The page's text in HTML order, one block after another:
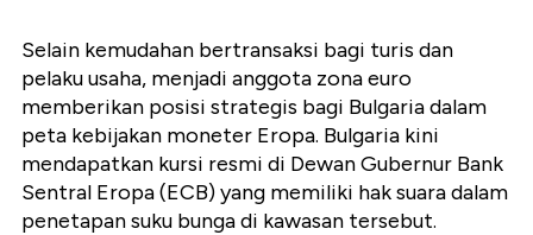
Selain kemudahan bertransaksi bagi turis dan
pelaku usaha, menjadi anggota zona euro
memberikan posisi strategis bagi Bulgaria dalam
peta kebijakan moneter Eropa. Bulgaria kini
mendapatkan kursi resmi di Dewan Gubernur Bank
Sentral Eropa (ECB) yang memiliki hak suara dalam
penetapan suku bunga di kawasan tersebut.